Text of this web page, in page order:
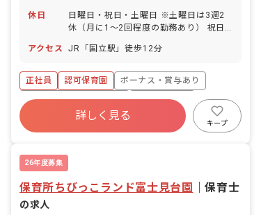
休日
日曜日・祝日・土曜日 ※土曜日は3週2
休（月に1～2回程度の勤務あり） 祝日
日間） 冬季休暇（6日） 産前産後・育児
弔休暇 ほか 【有給休暇はほぼ希望日に
取得可能です】 事前に申請をいただけれ
ば、希望の日に有休取得可能！ 「お互い
様」の気持ちで、気兼ねなく休める環境
アクセス JR「国立駅」徒歩12分
正社員 認可保育園
ボーナス・賞与あり
寮・住宅・家賃補助あり
社会保険完備
福利厚生充実
退職金制度
詳しく見る
キープ
26年度募集
保育所ちびっこランド富士見台園 ｜保育士
の求人